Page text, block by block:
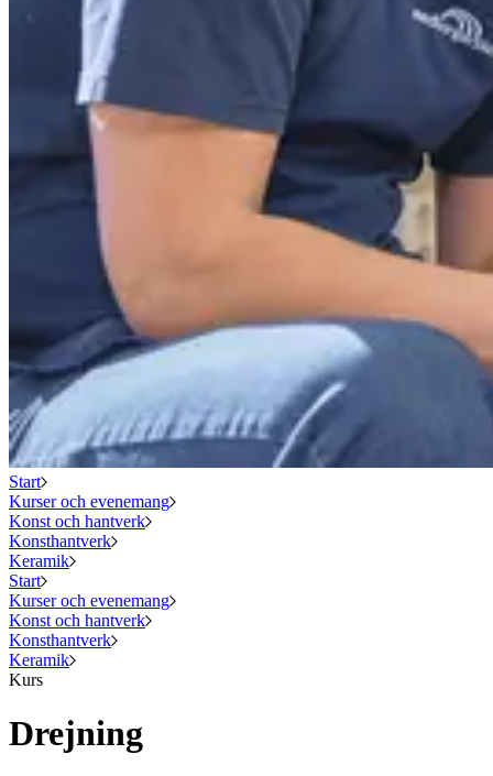
Start
Kurser och evenemang
Konst och hantverk
Konsthantverk
Keramik
Start
Kurser och evenemang
Konst och hantverk
Konsthantverk
Keramik
Kurs
Drejning